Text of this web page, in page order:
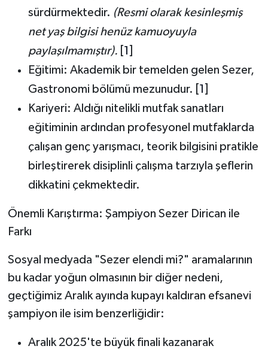
sürdürmektedir. (Resmi olarak kesinleşmiş
net yaş bilgisi henüz kamuoyuyla
paylaşılmamıştır). 1
Eğitimi: Akademik bir temelden gelen Sezer,
Gastronomi bölümü mezunudur. 1
Kariyeri: Aldığı nitelikli mutfak sanatları
eğitiminin ardından profesyonel mutfaklarda
çalışan genç yarışmacı, teorik bilgisini pratikle
birleştirerek disiplinli çalışma tarzıyla şeflerin
dikkatini çekmektedir.
Önemli Karıştırma: Şampiyon Sezer Dirican ile
Farkı
Sosyal medyada "Sezer elendi mi?" aramalarının
bu kadar yoğun olmasının bir diğer nedeni,
geçtiğimiz Aralık ayında kupayı kaldıran efsanevi
şampiyon ile isim benzerliğidir:
Aralık 2025'te büyük finali kazanarak